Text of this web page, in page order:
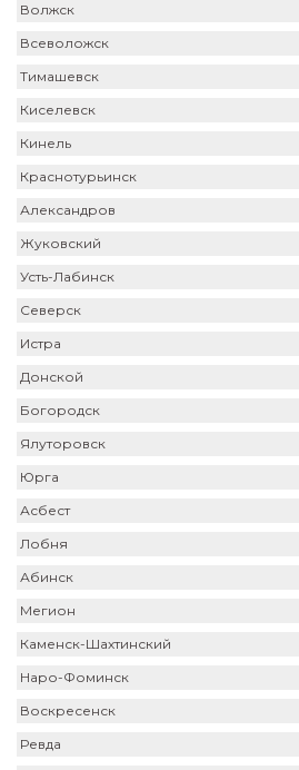
Волжск
Всеволожск
Тимашевск
Киселевск
Кинель
Краснотурьинск
Александров
Жуковский
Усть-Лабинск
Северск
Истра
Донской
Богородск
Ялуторовск
Юрга
Асбест
Лобня
Абинск
Мегион
Каменск-Шахтинский
Наро-Фоминск
Воскресенск
Ревда